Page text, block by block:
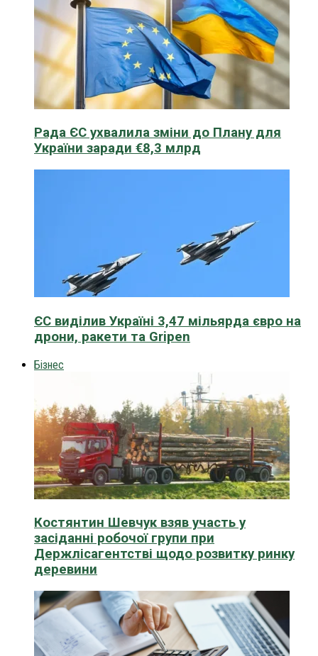
Рада ЄС ухвалила зміни до Плану для
України заради €8,3 млрд
ЄС виділив Україні 3,47 мільярда євро на
дрони, ракети та Gripen
Бізнес
Костянтин Шевчук взяв участь у
засіданні робочої групи при
Держлісагентстві щодо розвитку ринку
деревини